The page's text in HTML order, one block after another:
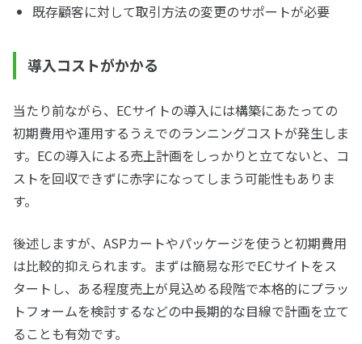
既存顧客に対して取引方法の変更のサポートが必要
導入コストがかかる
当たり前ながら、ECサイトの導入には構築にあたっての
初期費用や運用するうえでのランニングコストが発生しま
す。ECの導入による売上計画をしっかりと立てないと、コ
ストを回収できずに赤字になってしまう可能性もありま
す。
後述しますが、ASPカートやパッケージを使うと初期費用
は比較的抑えられます。まずは簡易な形でECサイトをス
タートし、ある程度売上が見込める段階で本格的にプラッ
トフォームを検討するなどの中長期的な目線で計画を立て
ることも有効です。